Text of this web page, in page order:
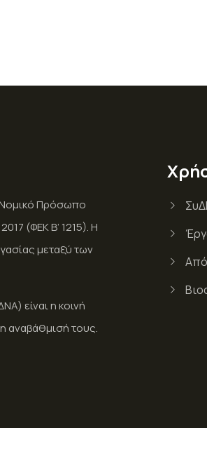
Νομικό Πρόσωπο
(ΦΕΚ Β’ 1215). Η
μεταξύ των
είναι η κοινή
αναβάθμισή τους.